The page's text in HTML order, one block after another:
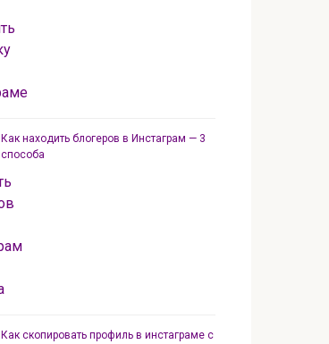
Как находить блогеров в Инстаграм — 3
способа
Как скопировать профиль в инстаграме с